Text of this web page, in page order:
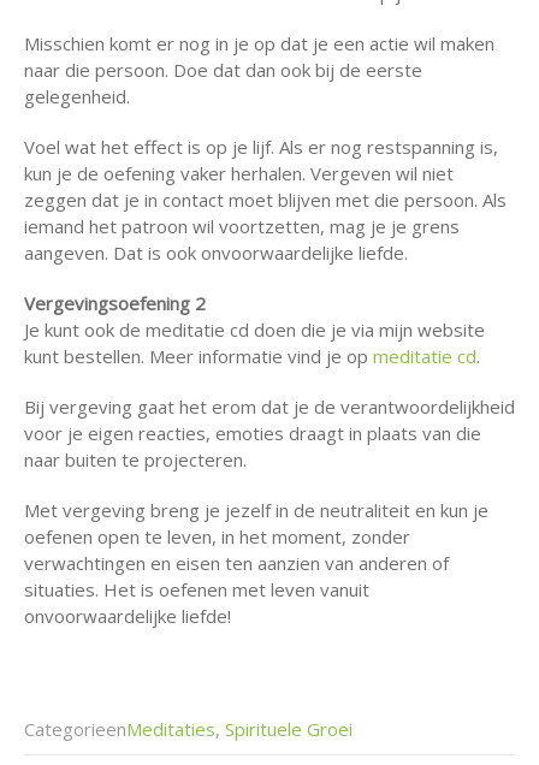
Misschien komt er nog in je op dat je een actie wil maken
naar die persoon. Doe dat dan ook bij de eerste
gelegenheid.
Voel wat het effect is op je lijf. Als er nog restspanning is,
kun je de oefening vaker herhalen. Vergeven wil niet
zeggen dat je in contact moet blijven met die persoon. Als
iemand het patroon wil voortzetten, mag je je grens
aangeven. Dat is ook onvoorwaardelijke liefde.
Vergevingsoefening 2
Je kunt ook de meditatie cd doen die je via mijn website
kunt bestellen. Meer informatie vind je op meditatie cd.
Bij vergeving gaat het erom dat je de verantwoordelijkheid
voor je eigen reacties, emoties draagt in plaats van die
naar buiten te projecteren.
Met vergeving breng je jezelf in de neutraliteit en kun je
oefenen open te leven, in het moment, zonder
verwachtingen en eisen ten aanzien van anderen of
situaties. Het is oefenen met leven vanuit
onvoorwaardelijke liefde!
CategorieenMeditaties, Spirituele Groei